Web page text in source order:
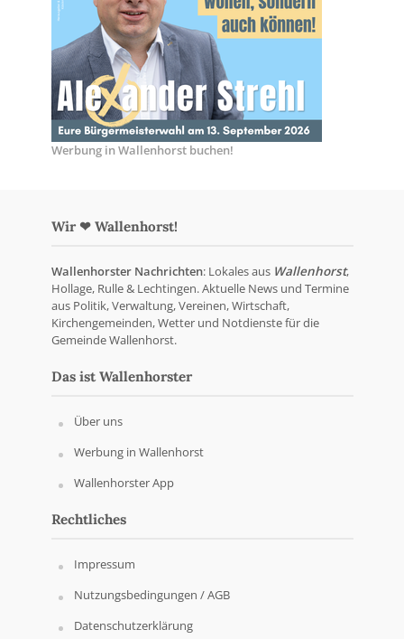
Werbung in Wallenhorst buchen!
Wir ❤ Wallenhorst!
Wallenhorster Nachrichten: Lokales aus Wallenhorst,
Hollage, Rulle & Lechtingen. Aktuelle News und Termine
aus Politik, Verwaltung, Vereinen, Wirtschaft,
Kirchengemeinden, Wetter und Notdienste für die
Gemeinde Wallenhorst.
Das ist Wallenhorster
Über uns
Werbung in Wallenhorst
Wallenhorster App
Rechtliches
Impressum
Nutzungsbedingungen / AGB
Datenschutzerklärung